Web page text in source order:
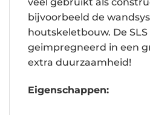
bijvoorbeeld de
houtskeletbouw. De
geimpregneerd in een
extra duurzaamheid!
Eigenschappen: